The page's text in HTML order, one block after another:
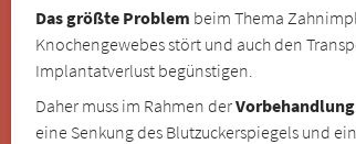
Das größte Problem beim Thema
Knochengewebes stört und auch den
Implantatverlust begünstigen.
Daher muss im Rahmen derVorbehandlung
eine Senkung des Blutzuckerspiegels und